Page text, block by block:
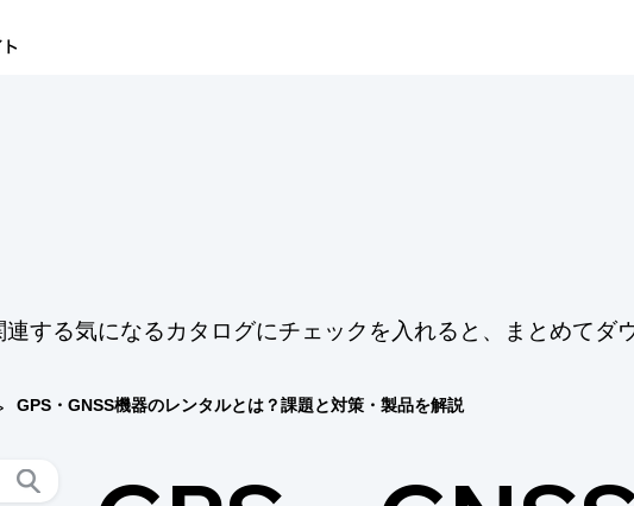
する気になるカタログにチェックを入れると、まとめてダ
GPS・GNSS機器のレンタルとは？課題と対策・製品を解説